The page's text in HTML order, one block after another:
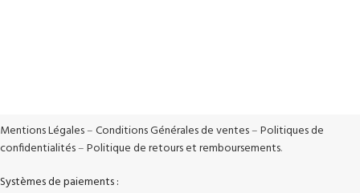
Mentions Légales–Conditions Générales de ventes–Politiques de
confidentialités–Politique de retours et remboursements.
Systèmes de paiements :